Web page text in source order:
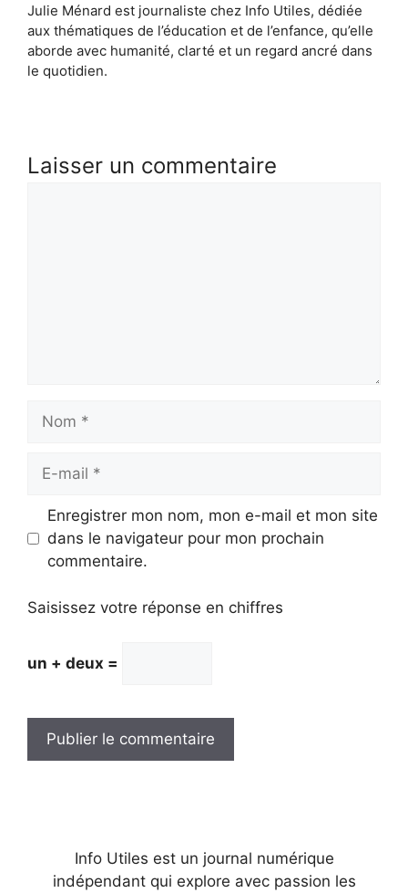
Julie Ménard est journaliste chez Info Utiles, dédiée
aux thématiques de l’éducation et de l’enfance, qu’elle
aborde avec humanité, clarté et un regard ancré dans
le quotidien.
Laisser un commentaire
Nom
Enregistrer mon nom, mon e-mail et mon site
dans le navigateur pour mon prochain
commentaire.
Saisissez votre réponse en chiffres
un + deux =
Info Utiles est un journal numérique
indépendant qui explore avec passion les